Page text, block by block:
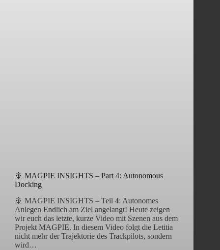
🚢 MAGPIE INSIGHTS – Part 4: Autonomous
Docking
🚢 MAGPIE INSIGHTS – Teil 4: Autonomes
Anlegen Endlich am Ziel angelangt! Heute zeigen
wir euch das letzte, kurze Video mit Szenen aus dem
Projekt MAGPIE. In diesem Video folgt die Letitia
nicht mehr der Trajektorie des Trackpilots, sondern
wird…